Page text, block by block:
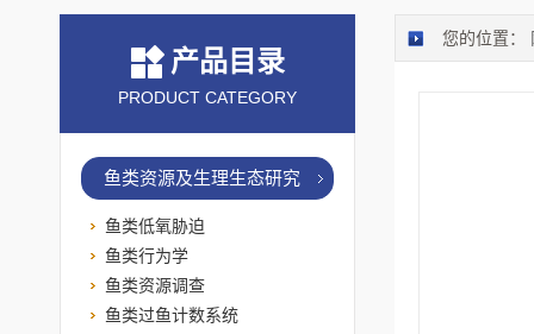
您的位置：
产品目录
PRODUCT CATEGORY
鱼类资源及生理生态研究
鱼类低氧胁迫
鱼类行为学
鱼类资源调查
鱼类过鱼计数系统